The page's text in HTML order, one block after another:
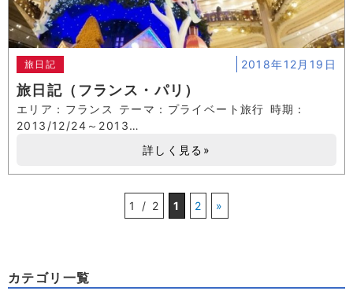
旅日記（フランス・パリ）
旅日記 2018年12月19日
エリア：フランス テーマ：プライベート旅行 時期：
2013/12/24～2013…
詳しく見る»
1 / 2 1 2 »
カテゴリ一覧